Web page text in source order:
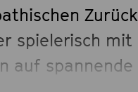
spielerisch mit
auf